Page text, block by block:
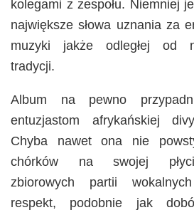
kolegami z zespołu. Niemniej
największe słowa uznania za
muzyki jakże odległej od
tradycji.
Album na pewno
entuzjastom afrykańskiej
Chyba nawet ona nie
chórków na swojej
zbiorowych partii
respekt, podobnie jak